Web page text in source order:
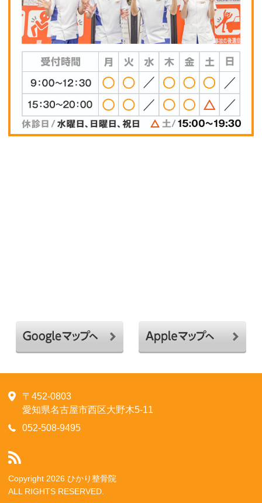
〒452-0803
愛知県名古屋市西区大野木5-11
052-508-9495
Copyright 2026 ひかり整骨院
ALL RIGHTS RESERVED.